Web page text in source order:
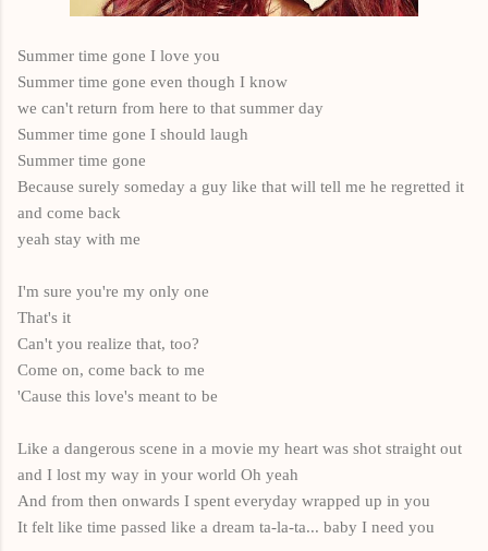
Summer time gone I love you
Summer time gone even though I know
we can't return from here to that summer day
Summer time gone I should laugh
Summer time gone
Because surely someday a guy like that will tell me he regretted it
and come back
yeah stay with me
I'm sure you're my only one
That's it
Can't you realize that, too?
Come on, come back to me
'Cause this love's meant to be
Like a dangerous scene in a movie my heart was shot straight out
and I lost my way in your world Oh yeah
And from then onwards I spent everyday wrapped up in you
It felt like time passed like a dream ta-la-ta... baby I need you